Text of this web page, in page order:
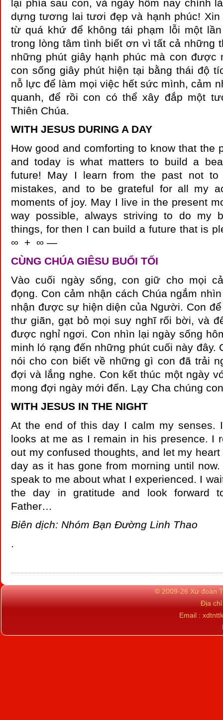
lại phía sau con, và ngày hôm nay chính
dựng tương lai tươi đẹp và hạnh phúc!
từ quá khứ để không tái phạm lỗi một
trong lòng tâm tình biết ơn vì tất cả những
những phút giây hạnh phúc mà con được
con sống giây phút hiện tại bằng thái độ
nỗ lực để làm mọi việc hết sức mình, cảm
quanh, để rồi con có thể xây đắp một
Thiên Chúa.
WITH JESUS DURING A DAY
How good and comforting to know that the
and today is what matters to build a
future! May I learn from the past not to
mistakes, and to be grateful for all my
moments of joy. May I live in the present
way possible, always striving to do my
things, for then I can build a future that is
∞ + ∞ —
CÙNG CHÚA GIÊSU BUỔI TỐI
Vào cuối ngày sống, con giữ cho mọi
đọng. Con cảm nhận cách Chúa ngắm
nhận được sự hiện diện của Người. Con
thư giãn, gạt bỏ mọi suy nghĩ rối bời, và
được nghỉ ngơi. Con nhìn lại ngày sống
minh ló rạng đến những phút cuối này đây.
nói cho con biết về những gì con đã trải
đợi và lắng nghe. Con kết thúc một ngày
mong đợi ngày mới đến. Lạy Cha chúng
WITH JESUS IN THE NIGHT
At the end of this day I calm my senses.
looks at me as I remain in his presence. I
out my confused thoughts, and let my
day as it has gone from morning until
speak to me about what I experienced. I
the day in gratitude and look forward
Father…
Biên dịch: Nhóm Bạn Đường Linh Thao
.
© 2009-26 Xứ đoàn
Địa
Email :